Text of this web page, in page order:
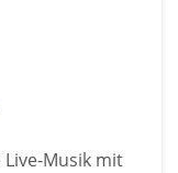
Musik mit